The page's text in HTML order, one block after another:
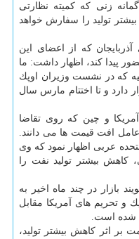
زنی كه كمیته نظارتی
تولید را سفارش خواهد
كه از اعضای این
پیدا كند، اظهار داشت: ما
كه در نشست وزیران اوپك
دارد و تا اختتام مارس سال
و چین كه روی تقاضا
افت قیمت ها می دانند.
عربی اظهار نمود كه وی
كاهش بیشتر تولید نفت را
بازار در چند ماه اخیر به
و تحریم های آمریكا مقابل
شده است.
بر اثر كاهش بیشتر تولید،